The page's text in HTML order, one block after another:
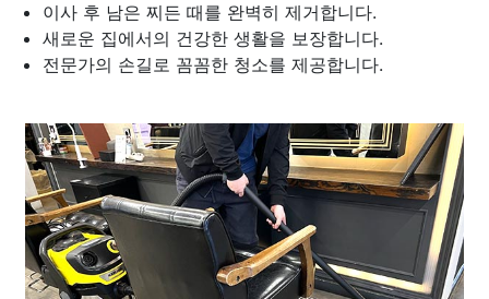
이사 후 남은 찌든 때를 완벽히 제거합니다.
새로운 집에서의 건강한 생활을 보장합니다.
전문가의 손길로 꼼꼼한 청소를 제공합니다.